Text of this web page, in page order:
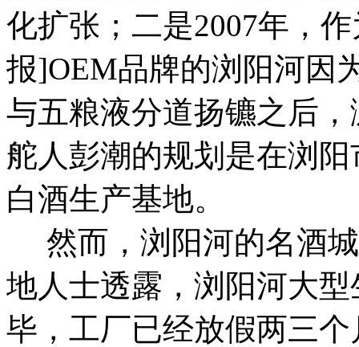
化扩张；二是2007年，
报]OEM品牌的浏阳河因
与五粮液分道扬镳之后
舵人彭潮的规划是在浏
白酒生产基地。
然而，浏阳河的名酒
地人士透露，浏阳河大
毕，工厂已经放假两三